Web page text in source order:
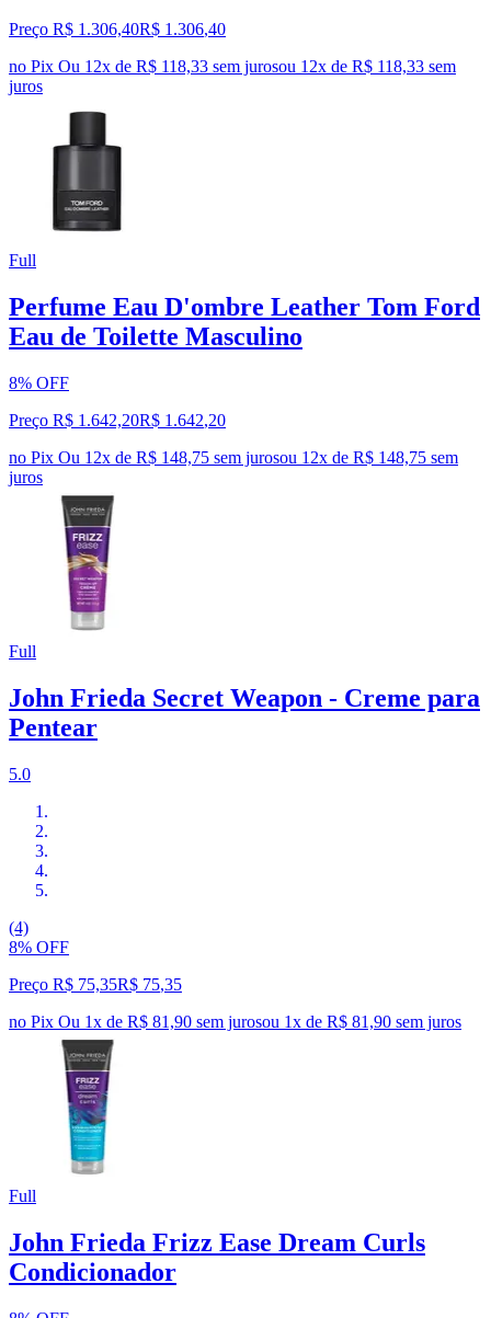
Preço R$ 1.306,40R$ 1.306,40
no Pix Ou 12x de R$ 118,33 sem jurosou 12x de R$ 118,33 sem
juros
Full
Perfume Eau D'ombre Leather Tom Ford
Eau de Toilette Masculino
8% OFF
Preço R$ 1.642,20R$ 1.642,20
no Pix Ou 12x de R$ 148,75 sem jurosou 12x de R$ 148,75 sem
juros
Full
John Frieda Secret Weapon - Creme para
Pentear
5.0
(4)
8% OFF
Preço R$ 75,35R$ 75,35
no Pix Ou 1x de R$ 81,90 sem jurosou 1x de R$ 81,90 sem juros
Full
John Frieda Frizz Ease Dream Curls
Condicionador